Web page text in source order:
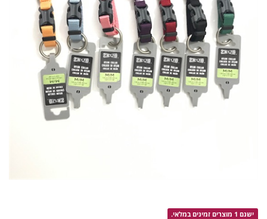
ישנם 1 מוצרים זמינים במלאי.